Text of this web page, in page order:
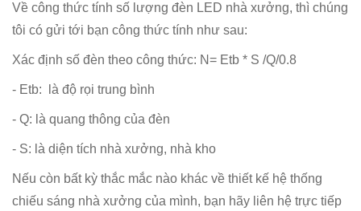
Về công thức tính số lượng đèn LED nhà xưởng, thì chúng
tôi có gửi tới bạn công thức tính như sau:
Xác định số đèn theo công thức: N= Etb * S /Q/0.8
- Etb: là độ rọi trung bình
- Q: là quang thông của đèn
- S: là diện tích nhà xưởng, nhà kho
Nếu còn bất kỳ thắc mắc nào khác về thiết kế hệ thống
chiếu sáng nhà xưởng của mình, bạn hãy liên hệ trực tiếp